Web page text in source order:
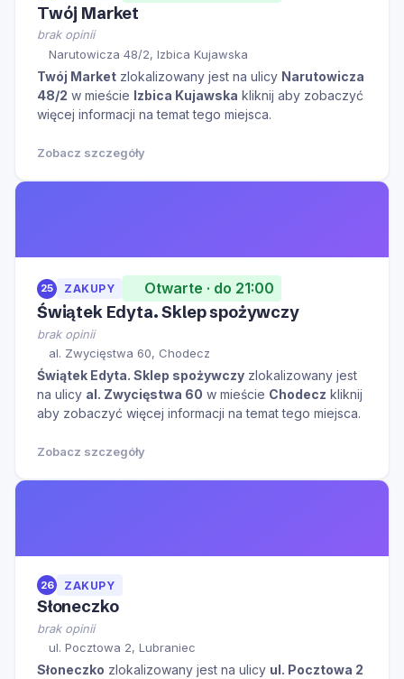
Twój Market
brak opinii
Narutowicza 48/2, Izbica Kujawska
Twój Market zlokalizowany jest na ulicy Narutowicza
48/2 w mieście Izbica Kujawska kliknij aby zobaczyć
więcej informacji na temat tego miejsca.
Zobacz szczegóły
25 ZAKUPY Otwarte · do 21:00
Świątek Edyta. Sklep spożywczy
brak opinii
al. Zwycięstwa 60, Chodecz
Świątek Edyta. Sklep spożywczy zlokalizowany jest
na ulicy al. Zwycięstwa 60 w mieście Chodecz kliknij
aby zobaczyć więcej informacji na temat tego miejsca.
Zobacz szczegóły
26 ZAKUPY
Słoneczko
brak opinii
ul. Pocztowa 2, Lubraniec
Słoneczko zlokalizowany jest na ulicy ul. Pocztowa 2